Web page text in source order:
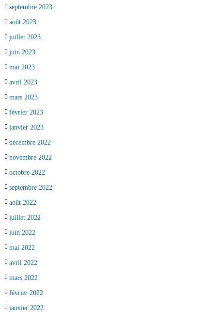
septembre 2023
août 2023
juillet 2023
juin 2023
mai 2023
avril 2023
mars 2023
février 2023
janvier 2023
décembre 2022
novembre 2022
octobre 2022
septembre 2022
août 2022
juillet 2022
juin 2022
mai 2022
avril 2022
mars 2022
février 2022
janvier 2022